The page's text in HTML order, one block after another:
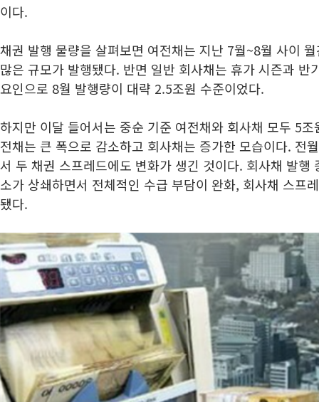
이다.
채권 발행 물량을 살펴보면 여전채는 지난 7월~8월 사이
많은 규모가 발행됐다. 반면 일반 회사채는 휴가 시즌과 반
요인으로 8월 발행량이 대략 2.5조원 수준이었다.
하지만 이달 들어서는 중순 기준 여전채와 회사채 모두 5
전채는 큰 폭으로 감소하고 회사채는 증가한 모습이다. 전
서 두 채권 스프레드에도 변화가 생긴 것이다. 회사채 발행
소가 상쇄하면서 전체적인 수급 부담이 완화, 회사채 스프
됐다.